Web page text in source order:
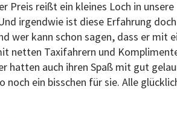
Preis reißt ein kleines Loch in
irgendwie ist diese Erfahrung
wer kann schon sagen, dass er mit
netten Taxifahrern und
hatten auch ihren Spaß mit gut
noch ein bisschen für sie. Alle